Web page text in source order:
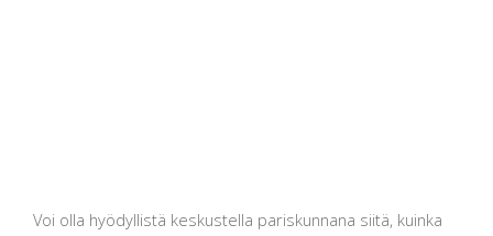
Voi olla hyödyllistä keskustella pariskunnana siitä, kuinka